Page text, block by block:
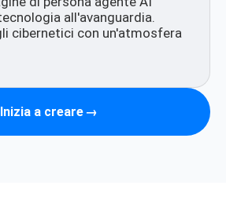
Inizia a creare →